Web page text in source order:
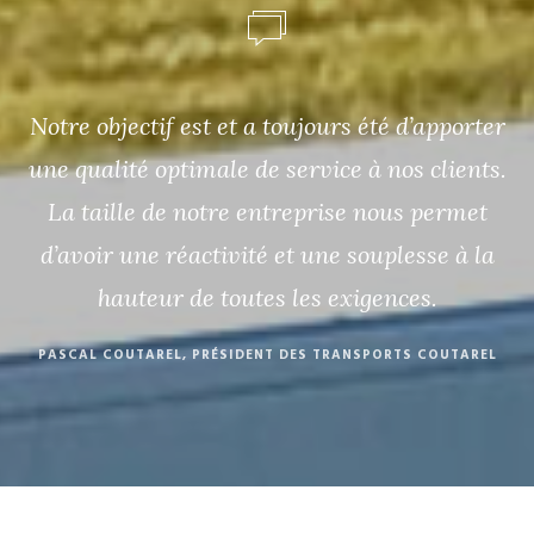
Notre objectif est et a toujours été d’apporter
une qualité optimale de service à nos clients.
La taille de notre entreprise nous permet
d’avoir une réactivité et une souplesse à la
hauteur de toutes les exigences.
PASCAL COUTAREL, PRÉSIDENT DES TRANSPORTS COUTAREL